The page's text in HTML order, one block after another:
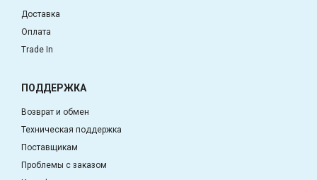
Доставка
Оплата
Trade In
ПОДДЕРЖКА
Возврат и обмен
Техническая поддержка
Поставщикам
Проблемы с заказом